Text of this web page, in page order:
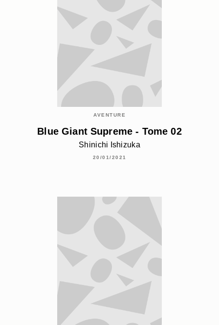
AVENTURE
Blue Giant Supreme - Tome 02
Shinichi Ishizuka
20/01/2021